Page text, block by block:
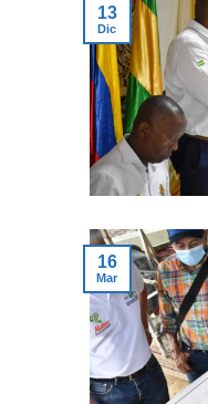
13
Dic
16
Mar